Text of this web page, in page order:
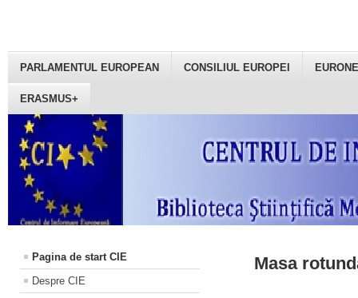
PARLAMENTUL EUROPEAN CONSILIUL EUROPEI
ERASMUS+
Pagina de start CIE
Despre CIE
Masa